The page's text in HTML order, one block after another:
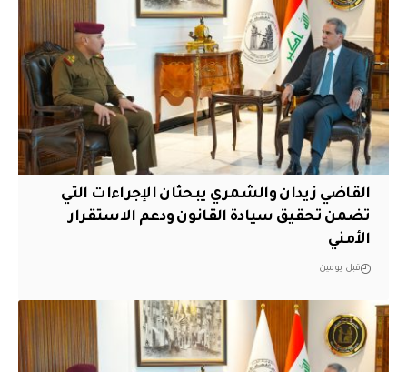
القاضي زيدان والشمري يبحثان الإجراءات التي
تضمن تحقيق سيادة القانون ودعم الاستقرار
الأمني
قبل يومين